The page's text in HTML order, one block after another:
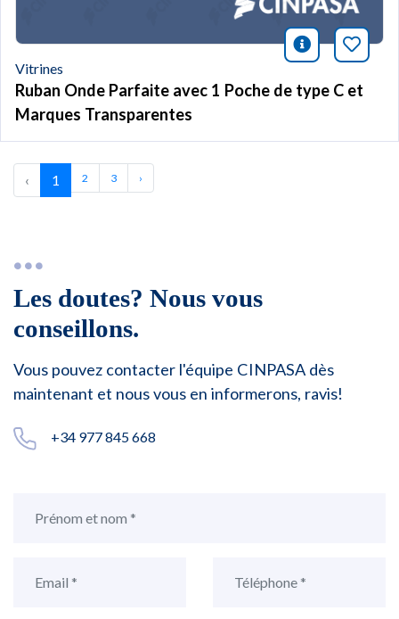
icono
Vitrines
Ruban Onde Parfaite avec 1 Poche de type C et
Marques Transparentes
‹ 1 2 3 ›
Les doutes? Nous vous
conseillons.
Vous pouvez contacter l'équipe CINPASA dès
maintenant et nous vous en informerons, ravis!
+34 977 845 668